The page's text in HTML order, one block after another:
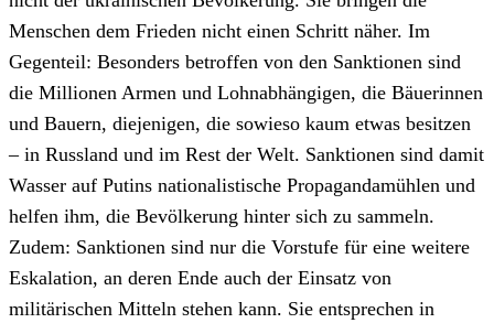
Menschen dem Frieden nicht einen Schritt näher. Im
Gegenteil: Besonders betroffen von den Sanktionen sind
die Millionen Armen und Lohnabhängigen, die Bäuerinnen
und Bauern, diejenigen, die sowieso kaum etwas besitzen
– in Russland und im Rest der Welt. Sanktionen sind damit
Wasser auf Putins nationalistische Propagandamühlen und
helfen ihm, die Bevölkerung hinter sich zu sammeln.
Zudem: Sanktionen sind nur die Vorstufe für eine weitere
Eskalation, an deren Ende auch der Einsatz von
militärischen Mitteln stehen kann. Sie entsprechen in